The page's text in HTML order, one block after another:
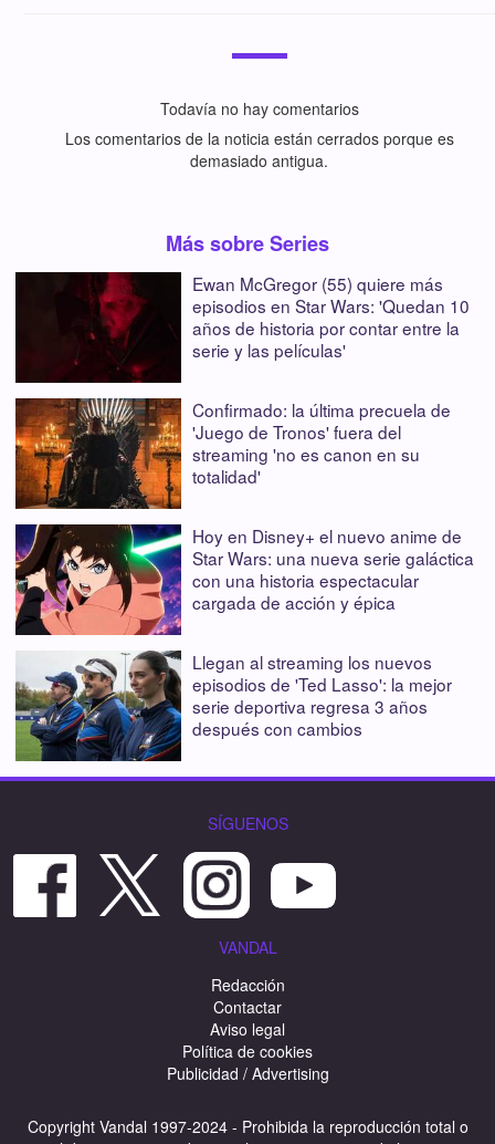
Todavía no hay comentarios
Los comentarios de la noticia están cerrados porque es
demasiado antigua.
Más sobre Series
Ewan McGregor (55) quiere más
episodios en Star Wars: 'Quedan 10
años de historia por contar entre la
serie y las películas'
Confirmado: la última precuela de
'Juego de Tronos' fuera del
streaming 'no es canon en su
totalidad'
Hoy en Disney+ el nuevo anime de
Star Wars: una nueva serie galáctica
con una historia espectacular
cargada de acción y épica
Llegan al streaming los nuevos
episodios de 'Ted Lasso': la mejor
serie deportiva regresa 3 años
después con cambios
SÍGUENOS
VANDAL
Redacción
Contactar
Aviso legal
Política de cookies
Publicidad / Advertising
Copyright Vandal 1997-2024 - Prohibida la reproducción total o